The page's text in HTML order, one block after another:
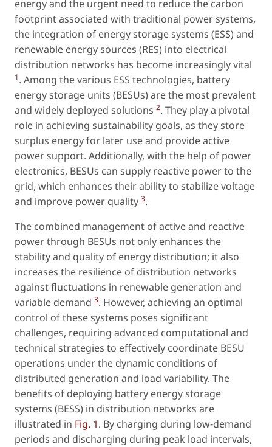
energy and the urgent need to reduce the carbon
footprint associated with traditional power systems,
the integration of energy storage systems (ESS) and
renewable energy sources (RES) into electrical
distribution networks has become increasingly vital
1. Among the various ESS technologies, battery
energy storage units (BESUs) are the most prevalent
and widely deployed solutions 2. They play a pivotal
role in achieving sustainability goals, as they store
surplus energy for later use and provide active
power support. Additionally, with the help of power
electronics, BESUs can supply reactive power to the
grid, which enhances their ability to stabilize voltage
and improve power quality 3.
The combined management of active and reactive
power through BESUs not only enhances the
stability and quality of energy distribution; it also
increases the resilience of distribution networks
against fluctuations in renewable generation and
variable demand 3. However, achieving an optimal
control of these systems poses significant
challenges, requiring advanced computational and
technical strategies to effectively coordinate BESU
operations under the dynamic conditions of
distributed generation and load variability. The
benefits of deploying battery energy storage
systems (BESS) in distribution networks are
illustrated in Fig. 1. By charging during low-demand
periods and discharging during peak load intervals,